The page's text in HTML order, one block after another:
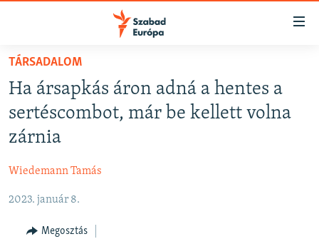
Akadálymentes
Ugrás
fő
oldalra
Ugrás
tartalomjegyzékre
NAPIRENDEN
AKTUÁLIS
PODCASTOK
ELEMZŐ
NER15
SZABADON
TÁRSADALOM
Ha ársapkás áron adná a hentes a
sertéscombot, már be kellett volna
zárnia
Wiedemann Tamás
2023. január 8.
Megosztás